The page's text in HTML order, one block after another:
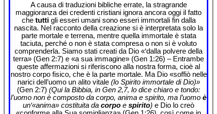
A causa di traduzioni bibliche errate, la stragrande
maggioranza dei credenti cristiani ignora ancora oggi il fatto
che tuttigli esseri umani sono esseri immortali fin dalla
nascita. Nel racconto della creazione si è interpretata solo la
parte mortale e terrena, mentre quella immortale è stata
taciuta, perché o non è stata compresa o non si è voluto
comprenderla. Siamo stati creati da Dio «‘dalla polvere della
terra» (Gen 2:7) e «a sua immagine» (Gen 1:26) – Entrambe
queste affermazioni si riferiscono alla nostra forma, cioè al
nostro corpo fisico, che è la parte mortale. Ma Dio «soffiò nelle
narici dell’uomo un alito vitale (lo Spirito immortale di Dio)»
(Gen 2:7) (Qui la Bibbia, in Gen 2,7, lo dice chiaro e tondo:
l’uomo non è composto da corpo, anima e spirito, ma l’uomo è
un‘«anima» costituita da corpo e spirito) e Dio lo creò